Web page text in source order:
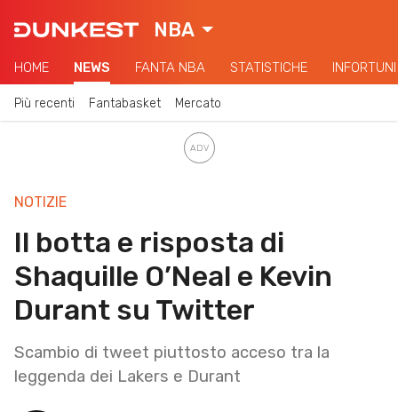
NBA
HOME NEWS FANTA NBA STATISTICHE INFORTUNI
Più recenti Fantabasket Mercato
NOTIZIE
Il botta e risposta di
Shaquille O’Neal e Kevin
Durant su Twitter
Scambio di tweet piuttosto acceso tra la
leggenda dei Lakers e Durant